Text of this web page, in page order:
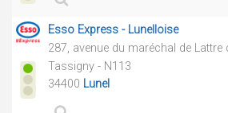
Esso Express - Lunelloise
287, avenue du maréchal de Lattre
Tassigny - N113
34400 Lunel